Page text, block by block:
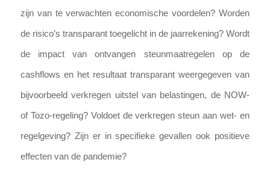
zijn van te verwachten economische voordelen? Worden
de risico’s transparant toegelicht in de jaarrekening? Wordt
de impact van ontvangen steunmaatregelen op de
cashflows en het resultaat transparant weergegeven van
bijvoorbeeld verkregen uitstel van belastingen, de NOW-
of Tozo-regeling? Voldoet de verkregen steun aan wet- en
regelgeving? Zijn er in specifieke gevallen ook positieve
effecten van de pandemie?